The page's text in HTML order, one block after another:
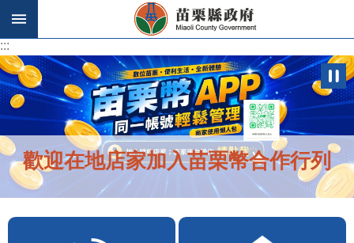
跳到主要內容區塊
:::
:::
歡迎在地店家加入苗栗幣合作行列